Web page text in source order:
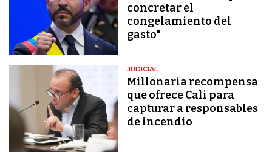
concretar el
congelamiento del
gasto"
JUDICIAL
Millonaria recompensa
que ofrece Cali para
capturar a responsables
de incendio